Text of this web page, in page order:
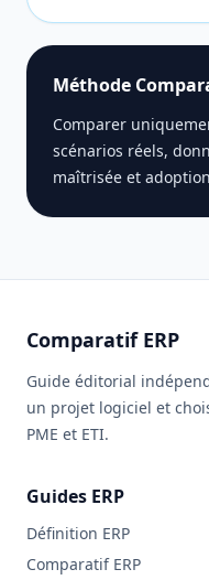
Méthode
Comparer
scénarios réels,
maîtrisée et
Comparatif ERP
Guide éditorial
un projet logiciel et
PME et ETI.
Guides ERP
Définition ERP
Comparatif ERP